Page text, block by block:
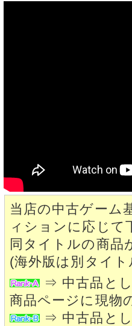
当店の中古ゲーム
ィションに応じて
同タイトルの商品
(海外版は別タイ
⇒ 中古品とし
商品ページに現物
⇒ 中古品とし